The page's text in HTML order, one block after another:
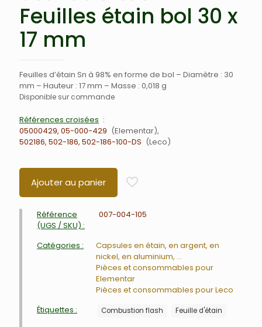
Feuilles étain bol 30 x
17 mm
Feuilles d’étain Sn à 98% en forme de bol – Diamètre : 30
mm – Hauteur : 17 mm – Masse : 0,018 g
Disponible sur commande
Références croisées
05000429, 05-000-429
Elementar
502186, 502-186, 502-186-100-DS
Leco
Ajouter au panier
Référence
(UGS / SKU) :
007-004-105
Catégories :
Capsules en étain, en argent, en
nickel, en aluminium, ...
Pièces et consommables pour
Elementar
Pièces et consommables pour Leco
Étiquettes :
Combustion flash Feuille d'étain